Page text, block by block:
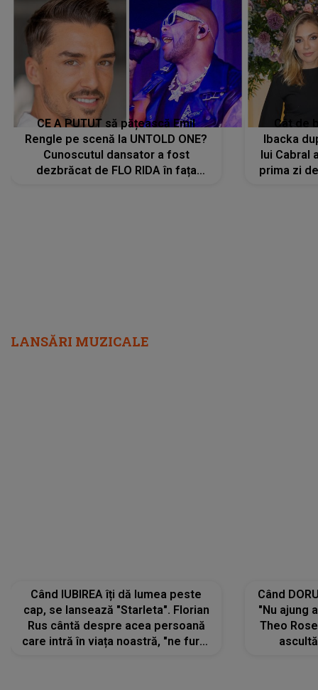
CE A PUTUT să pățească Emil
Rengle pe scenă la UNTOLD ONE?
Cunoscutul dansator a fost
dezbrăcat de FLO RIDA în fața
Cât de
Ibacka
lui Cabral
prima zi
LANSĂRI MUZICALE
Când IUBIREA îți dă lumea peste
cap, se lansează "Starleta". Florian
Rus cântă despre acea persoană
care intră în viața noastră, "ne fură"
departe